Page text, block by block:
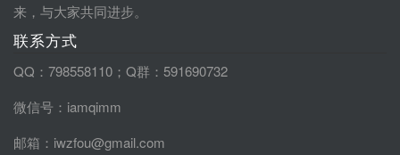
来，与大家共同进步。
联系方式
QQ：798558110；Q群：591690732
微信号：iamqimm
邮箱：iwzfou@gmail.com